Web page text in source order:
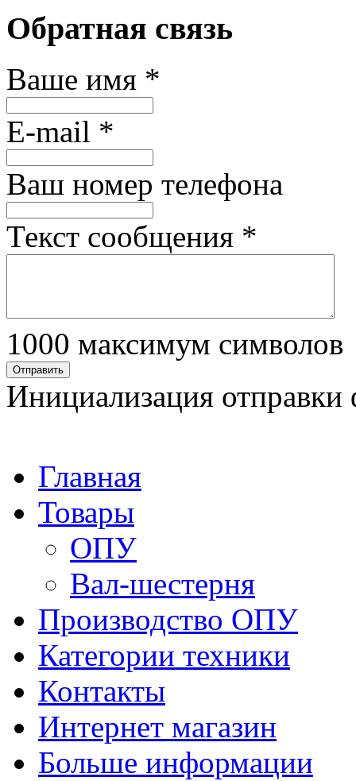
Обратная связь
Ваше имя *
E-mail *
Ваш номер телефона
Текст сообщения *
1000 максимум символов
Отправить
Инициализация
Главная
Товары
ОПУ
Вал-шестерня
Производство ОПУ
Категории техники
Контакты
Интернет магазин
Больше информации